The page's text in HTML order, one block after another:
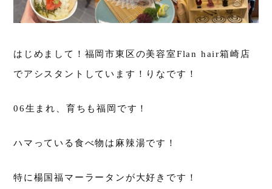
はじめまして！福岡市東区の美容室Flan hair箱崎店
でアシスタントしています！りなです！
06生まれ、育ちも福岡です！
ハマっている食べ物は麻辣湯です！
特に楊国福マーラータンが大好きです！